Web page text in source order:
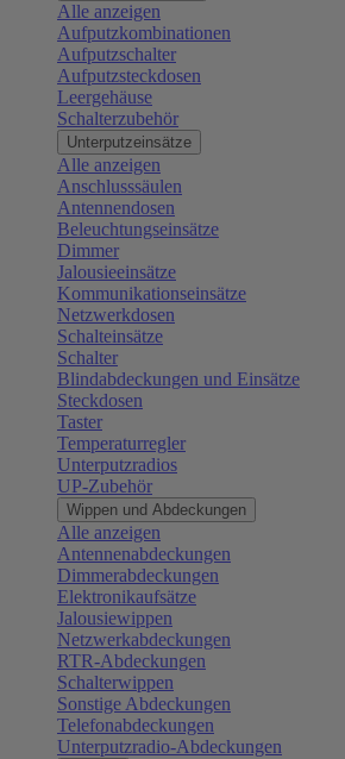
Alle anzeigen
Aufputzkombinationen
Aufputzschalter
Aufputzsteckdosen
Leergehäuse
Schalterzubehör
Unterputzeinsätze
Alle anzeigen
Anschlusssäulen
Antennendosen
Beleuchtungseinsätze
Dimmer
Jalousieeinsätze
Kommunikationseinsätze
Netzwerkdosen
Schalteinsätze
Schalter
Blindabdeckungen und Einsätze
Steckdosen
Taster
Temperaturregler
Unterputzradios
UP-Zubehör
Wippen und Abdeckungen
Alle anzeigen
Antennenabdeckungen
Dimmerabdeckungen
Elektronikaufsätze
Jalousiewippen
Netzwerkabdeckungen
RTR-Abdeckungen
Schalterwippen
Sonstige Abdeckungen
Telefonabdeckungen
Unterputzradio-Abdeckungen